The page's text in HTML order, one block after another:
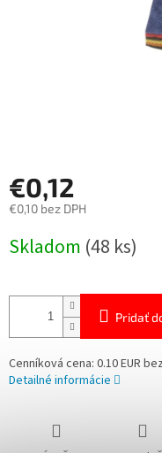
€0,12
€0,10 bez DPH
cena:
Skladom (48 ks)
Pridať
Cenníková cena: 0.10 EUR
Detailné informácie